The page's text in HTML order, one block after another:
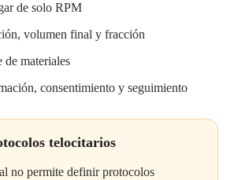
de solo RPM
volumen final y fracción
materiales
consentimiento y seguimiento
telocitarios
no permite definir protocolos